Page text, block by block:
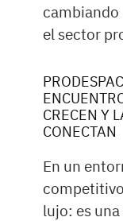
cambiando
el sector
CRECEN Y
CONECTAN
En un
lujo: es